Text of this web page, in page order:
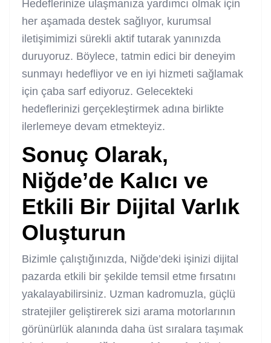
Hedeflerinize ulaşmanıza yardımcı olmak için
her aşamada destek sağlıyor, kurumsal
iletişimimizi sürekli aktif tutarak yanınızda
duruyoruz. Böylece, tatmin edici bir deneyim
sunmayı hedefliyor ve en iyi hizmeti sağlamak
için çaba sarf ediyoruz. Gelecekteki
hedeflerinizi gerçekleştirmek adına birlikte
ilerlemeye devam etmekteyiz.
Sonuç Olarak,
Niğde’de Kalıcı ve
Etkili Bir Dijital Varlık
Oluşturun
Bizimle çalıştığınızda, Niğde’deki işinizi dijital
pazarda etkili bir şekilde temsil etme fırsatını
yakalayabilirsiniz. Uzman kadromuzla, güçlü
stratejiler geliştirerek sizi arama motorlarının
görünürlük alanında daha üst sıralara taşımak